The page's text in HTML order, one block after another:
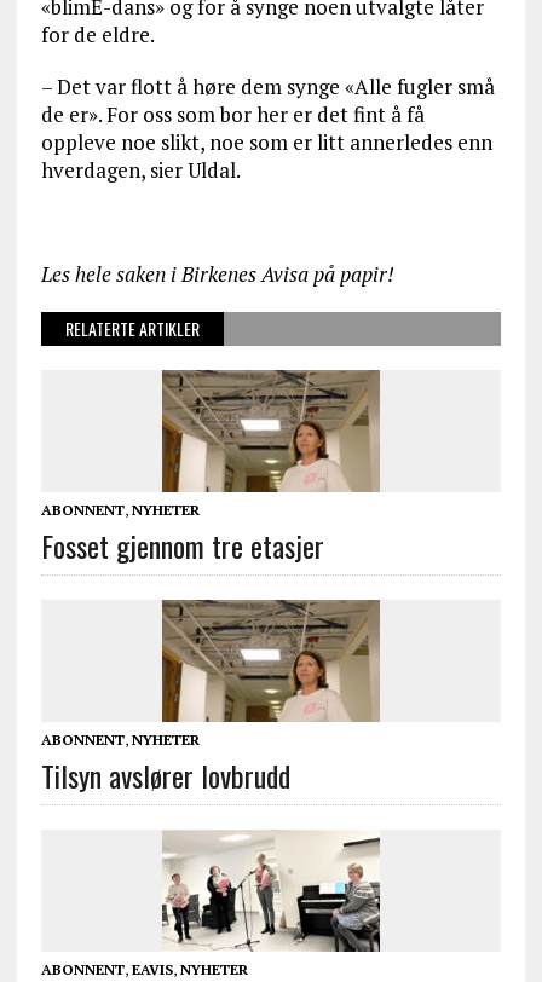
«blimE-dans» og for å synge noen utvalgte låter
for de eldre.
– Det var flott å høre dem synge «Alle fugler små
de er». For oss som bor her er det fint å få
oppleve noe slikt, noe som er litt annerledes enn
hverdagen, sier Uldal.
Les hele saken i Birkenes Avisa på papir!
RELATERTE ARTIKLER
ABONNENT, NYHETER
Fosset gjennom tre etasjer
ABONNENT, NYHETER
Tilsyn avslører lovbrudd
ABONNENT, EAVIS, NYHETER